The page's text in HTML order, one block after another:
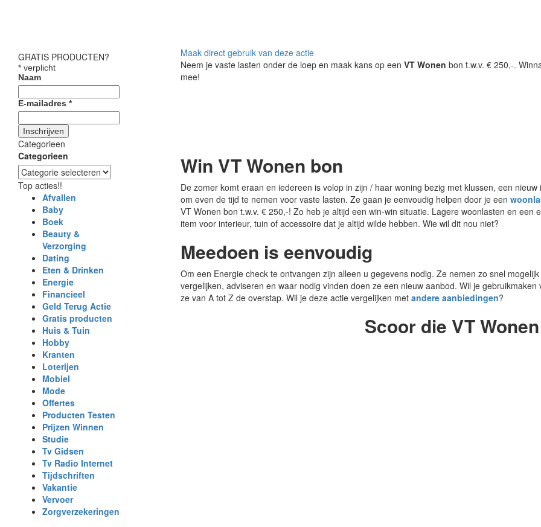
GRATIS PRODUCTEN?
* verplicht
Naam
E-mailadres *
Categorieen
Categorieen
Top acties!!
Afvallen
Baby
Boek
Beauty &
Verzorging
Dating
Eten & Drinken
Energie
Financieel
Geld Terug Actie
Gratis producten
Huis & Tuin
Hobby
Kranten
Loterijen
Mobiel
Mode
Offertes
Producten Testen
Prijzen Winnen
Studie
Tv Gidsen
Tv Radio Internet
Tijdschriften
Vakantie
Vervoer
Zorgverzekeringen
Maak direct gebruik van deze actie
Neem je vaste lasten onder de loep en maak kans op een VT Wonen bon t.w.v. € 250,-.
mee!
Win VT Wonen bon
De zomer komt eraan en iedereen is volop in zijn / haar woning bezig met klussen, een
om even de tijd te nemen voor vaste lasten. Ze gaan je eenvoudig helpen door je een
VT Wonen bon t.w.v. € 250,-! Zo heb je altijd een win-win situatie. Lagere woonlasten en
item voor interieur, tuin of accessoire dat je altijd wilde hebben. Wie wil dit nou niet?
Meedoen is eenvoudig
Om een Energie check te ontvangen zijn alleen u gegevens nodig. Ze nemen zo snel
vergelijken, adviseren en waar nodig vinden doen ze een nieuw aanbod. Wil je
ze van A tot Z de overstap. Wil je deze actie vergelijken met andere aanbiedingen?
Scoor die VT